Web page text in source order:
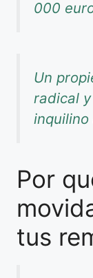
000
Un
radical
inquilino
Por
tus